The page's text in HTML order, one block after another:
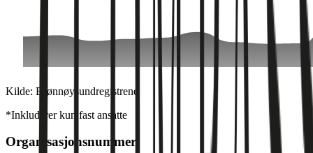
Kilde: Brønnøysundregistrene
*Inkluderer kun fast ansatte
Organisasjonsnummer